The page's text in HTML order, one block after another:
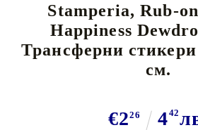
Stamperia, Rub-
Happiness
Трансферни стикери
см.
€226 442